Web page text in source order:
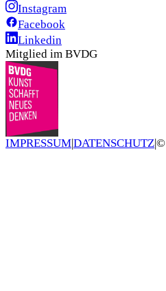
Instagram
Facebook
Linkedin
Mitglied im BVDG
IMPRESSUM|DATENSCHUTZ|©